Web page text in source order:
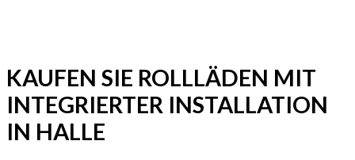
KAUFEN SIE ROLLLÄDEN MIT
INTEGRIERTER INSTALLATION
IN HALLE